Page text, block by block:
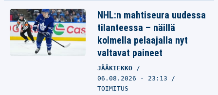
NHL:n mahtiseura uudessa
tilanteessa – näillä
kolmella pelaajalla nyt
valtavat paineet
JÄÄKIEKKO
06.08.2026 - 23:13
TOIMITUS